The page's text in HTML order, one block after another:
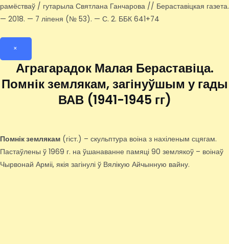
рамёстваў / гутарыла Святлана Ганчарова // Бераставіцкая газета.
— 2018. — 7 ліпеня (№ 53). — С. 2. ББК 641+74
×
Аграгарадок Малая Бераставіца.
Помнік землякам, загінуўшым у гады
ВАВ (1941-1945 гг)
Помнік землякам (гіст.) – скульптура воіна з нахіленым сцягам.
Пастаўлены ў 1969 г. на ўшанаванне памяці 90 землякоў – воінаў
Чырвонай Арміі, якія загінулі ў Вялікую Айчынную вайну.